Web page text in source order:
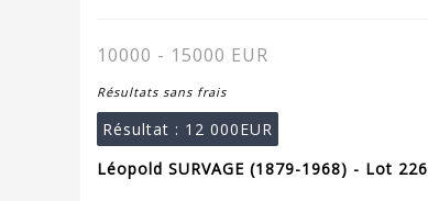
10000 - 15000 EUR
Résultats sans frais
Résultat : 12 000EUR
Léopold SURVAGE (1879-1968) - Lot 226